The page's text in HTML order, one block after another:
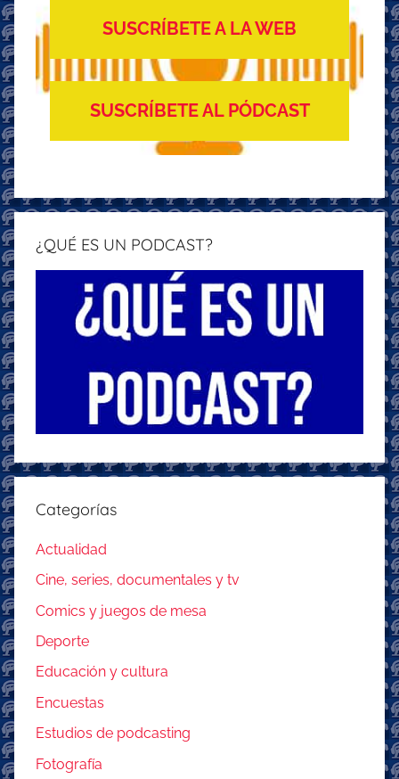
SUSCRÍBETE A LA WEB
SUSCRÍBETE AL PÓDCAST
¿QUÉ ES UN PODCAST?
Categorías
Actualidad
Cine, series, documentales y tv
Comics y juegos de mesa
Deporte
Educación y cultura
Encuestas
Estudios de podcasting
Fotografía